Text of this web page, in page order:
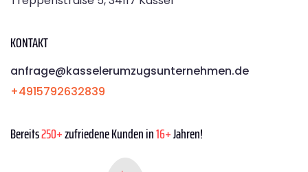
KONTAKT
anfrage@kasselerumzugsunternehmen.de
+4915792632839
Bereits250+zufriedene Kunden in16+Jahren!